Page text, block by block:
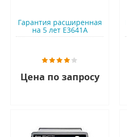
Гарантия расширенная
на 5 лет E3641A
Цена по запросу